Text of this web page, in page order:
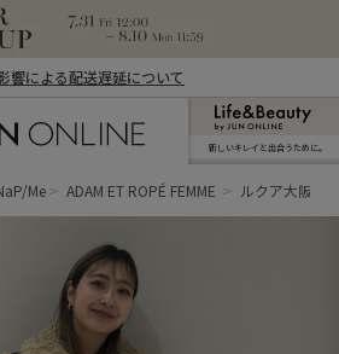
響による配送遅延について
新しいキレイと出合うために。
Me ADAM ET ROPÉ FEMME ルクア大阪